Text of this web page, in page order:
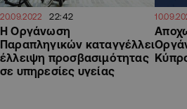
20.09.2022 22:42
Η Οργάνωση
Παραπληγικών καταγγέλλει
έλλειψη προσβασιμότητας
σε υπηρεσίες υγείας